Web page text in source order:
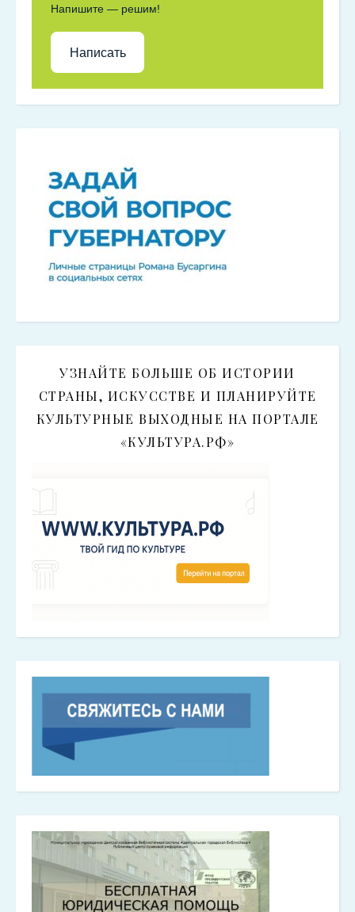
Напишите — решим!
Написать
УЗНАЙТЕ БОЛЬШЕ ОБ ИСТОРИИ
СТРАНЫ, ИСКУССТВЕ И ПЛАНИРУЙТЕ
КУЛЬТУРНЫЕ ВЫХОДНЫЕ НА ПОРТАЛЕ
«КУЛЬТУРА.РФ»